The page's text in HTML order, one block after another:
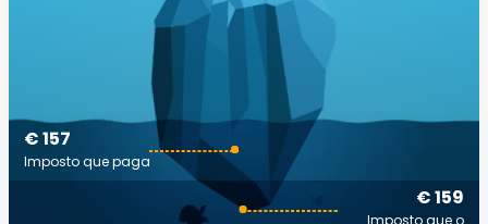
€ 159
Imposto que o
€ 157
Imposto que paga